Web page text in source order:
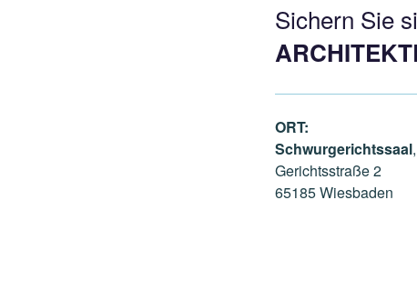
Sichern Sie
ORT:
Schwurgerichtssaal
Gerichtsstraße 2
65185 Wiesbaden